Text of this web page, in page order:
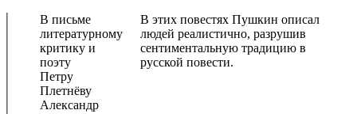
В письме
литературному
критику и
поэту
Петру
Плетнёву
Александр
В этих повестях Пушкин описал
людей реалистично, разрушив
сентиментальную традицию в
русской повести.